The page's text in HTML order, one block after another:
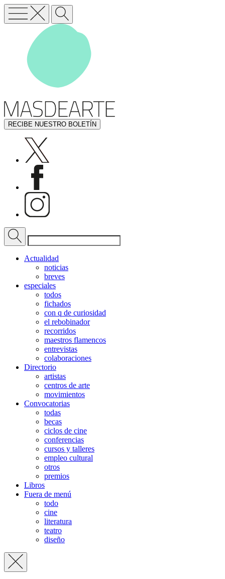
RECIBE NUESTRO BOLETÍN
Actualidad
noticias
breves
especiales
todos
fichados
con q de curiosidad
el rebobinador
recorridos
maestros flamencos
entrevistas
colaboraciones
Directorio
artistas
centros de arte
movimientos
Convocatorias
todas
becas
ciclos de cine
conferencias
cursos y talleres
empleo cultural
otros
premios
Libros
Fuera de menú
todo
cine
literatura
teatro
diseño